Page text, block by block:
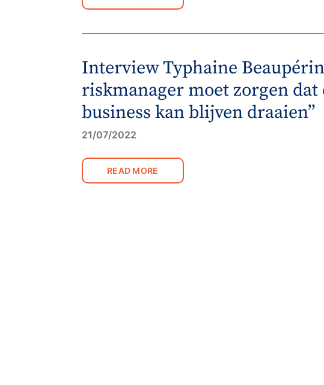
Interview Typhaine
riskmanager moet zorgen dat
business kan blijven draaien”
21/07/2022
READ MORE